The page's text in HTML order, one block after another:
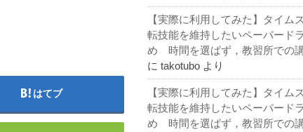
はてブ
【実際に利用してみた】タイム
転技能を維持したいペーパード
め 時間を選ばず，教習所で
に takotubo より
【実際に利用してみた】タイム
転技能を維持したいペーパード
め 時間を選ばず，教習所で